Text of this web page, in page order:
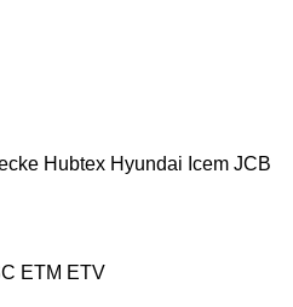
Hubtex Hyundai Icem JCB
ETM ETV